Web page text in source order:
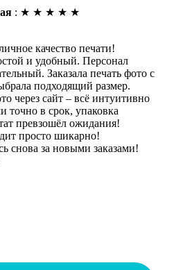
: ★ ★ ★ ★ ★
качество печати!
и удобный. Персонал
Заказала печать фото с
подходящий размер.
через сайт – всё интуитивно
точно в срок, упаковка
превзошёл ожидания!
просто шикарно!
снова за новыми заказами!